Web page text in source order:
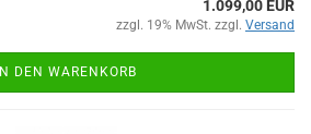
1.099,00 EUR
zzgl. 19% MwSt. zzgl. Versand
IN DEN WARENKORB